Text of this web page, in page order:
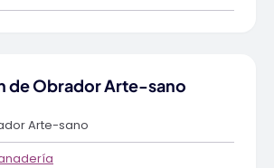
de Obrador Arte-sano
Arte-sano